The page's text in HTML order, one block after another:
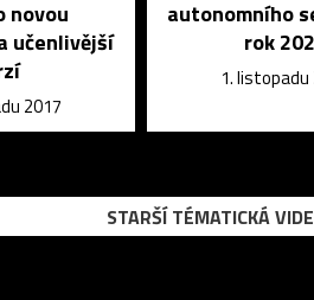
novou
učenlivější
2017
autonomního
rok
1. listopadu
STARŠÍ TÉMATICKÁ